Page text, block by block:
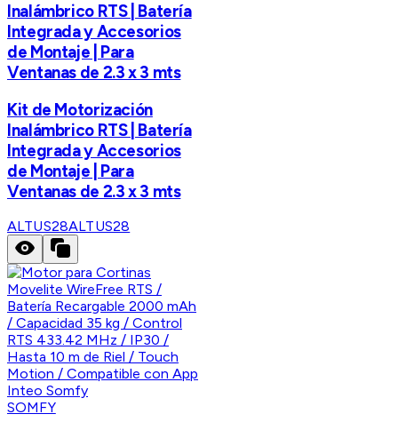
Inalámbrico RTS | Batería
Integrada y Accesorios
de Montaje | Para
Ventanas de 2.3 x 3 mts
Kit de Motorización
Inalámbrico RTS | Batería
Integrada y Accesorios
de Montaje | Para
Ventanas de 2.3 x 3 mts
ALTUS28ALTUS28
SOMFY